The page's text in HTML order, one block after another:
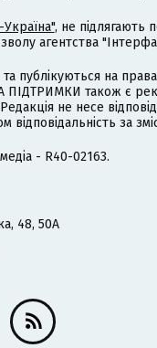
, не підлягають
агентства
публікуються на
ПІДТРИМКИ також є
не несе
відповідальність за
- R40-02163.
48, 50А